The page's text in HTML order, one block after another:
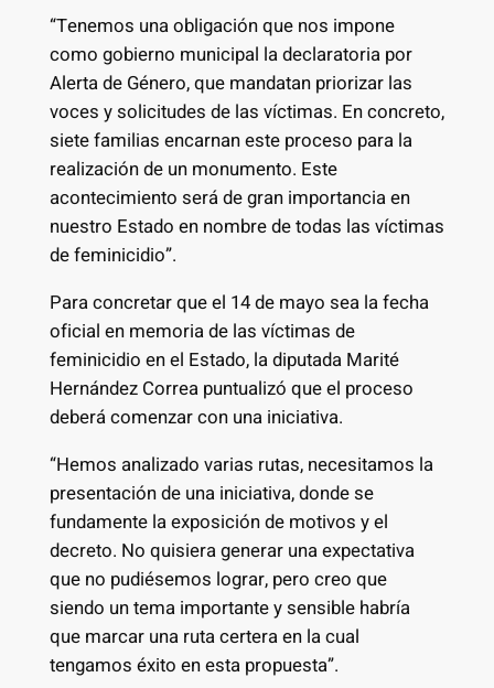
“Tenemos una obligación que nos impone
como gobierno municipal la declaratoria por
Alerta de Género, que mandatan priorizar las
voces y solicitudes de las víctimas. En concreto,
siete familias encarnan este proceso para la
realización de un monumento. Este
acontecimiento será de gran importancia en
nuestro Estado en nombre de todas las víctimas
de feminicidio”.
Para concretar que el 14 de mayo sea la fecha
oficial en memoria de las víctimas de
feminicidio en el Estado, la diputada Marité
Hernández Correa puntualizó que el proceso
deberá comenzar con una iniciativa.
“Hemos analizado varias rutas, necesitamos la
presentación de una iniciativa, donde se
fundamente la exposición de motivos y el
decreto. No quisiera generar una expectativa
que no pudiésemos lograr, pero creo que
siendo un tema importante y sensible habría
que marcar una ruta certera en la cual
tengamos éxito en esta propuesta”.